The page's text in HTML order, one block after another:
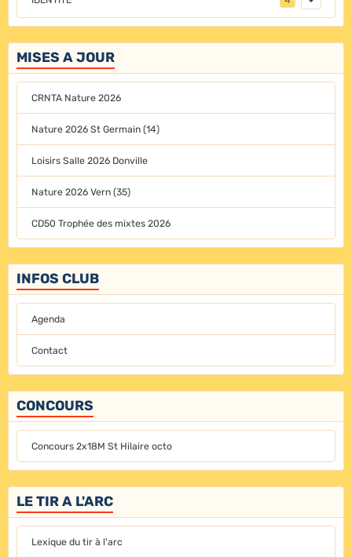
MISES A JOUR
CRNTA Nature 2026
Nature 2026 St Germain (14)
Loisirs Salle 2026 Donville
Nature 2026 Vern (35)
CD50 Trophée des mixtes 2026
INFOS CLUB
Agenda
Contact
CONCOURS
Concours 2x18M St Hilaire octo
LE TIR A L'ARC
Lexique du tir à l'arc